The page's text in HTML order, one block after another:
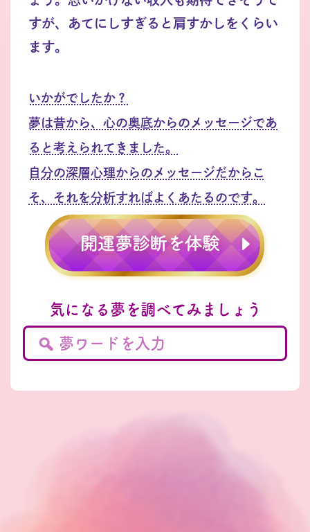
すが、あてにしすぎると肩すかしをくらい
ます。
いかがでしたか？
夢は昔から、心の奥底からのメッセージであ
ると考えられてきました。
自分の深層心理からのメッセージだからこ
そ、それを分析すればよくあたるのです。
気になる夢を調べてみましょう